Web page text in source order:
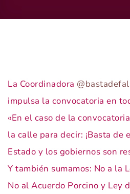
La Coordinadora
impulsa la convocatoria en
«En el caso de la
la calle para decir: ¡Basta de
Estado y los gobiernos son
Y también sumamos: No a la
No al Acuerdo Porcino y Ley